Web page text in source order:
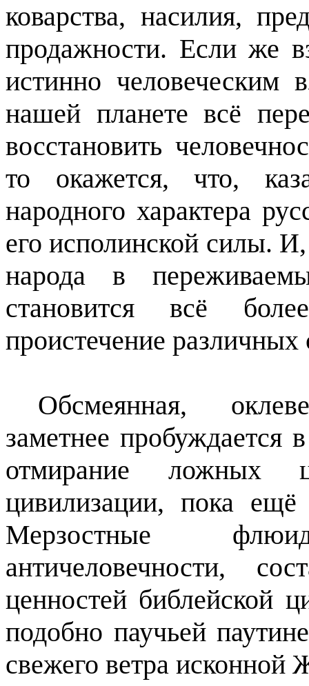
коварства, насилия,
продажности. Если же
истинно человеческим
нашей планете всё
восстановить
то окажется, что,
народного характера
его исполинской силы. И,
народа в
становится всё
проистечение
Обсмеянная,
заметнее пробуждается
отмирание ложных
цивилизации, пока
Мерзостные
античеловечности,
ценностей библейской
подобно паучьей
свежего ветра исконной